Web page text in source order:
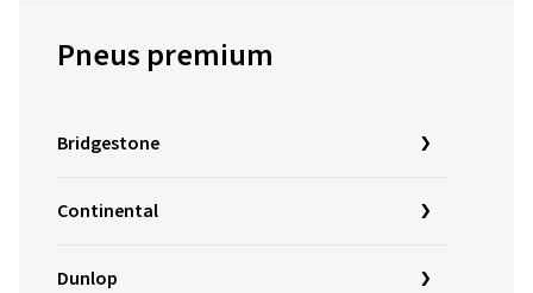
Pneus premium
Bridgestone
Continental
Dunlop